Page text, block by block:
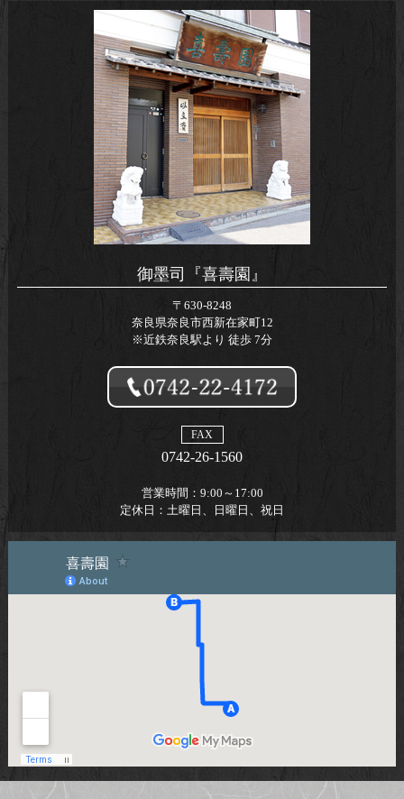
御墨司『喜壽園』
〒630-8248
奈良県奈良市西新在家町12
※近鉄奈良駅より 徒歩 7分
FAX
0742-26-1560
営業時間： 9:00～17:00
定休日： 土曜日、日曜日、祝日